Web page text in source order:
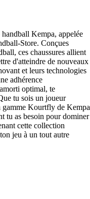
Kempa, appelée
Store. Conçues
ces chaussures allient
d'atteindre de nouveaux
et leurs technologies
adhérence
optimal, te
tu sois un joueur
gamme Kourtfly de Kempa
tu as besoin pour dominer
cette collection
jeu à un tout autre